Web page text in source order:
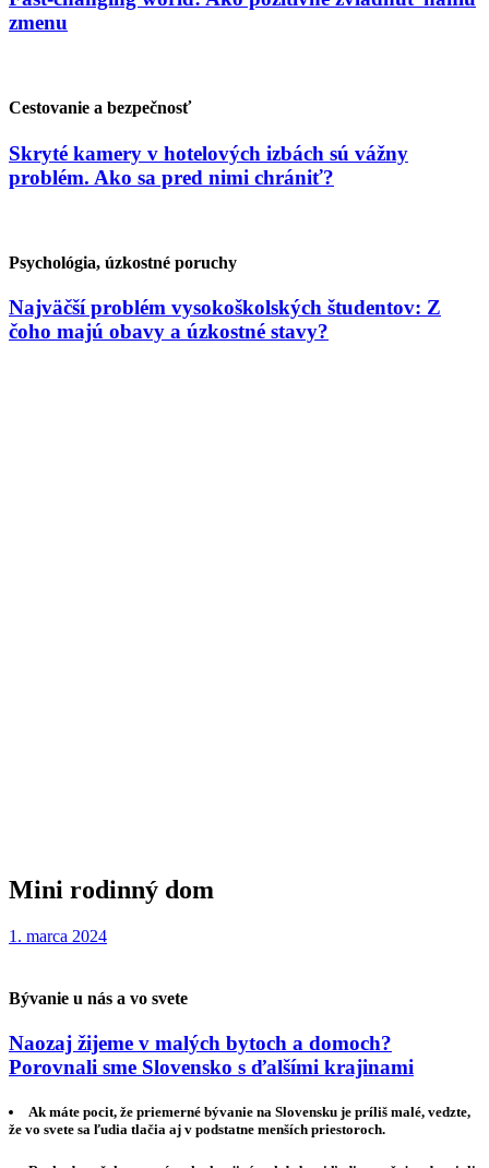
zmenu
Cestovanie a bezpečnosť
Skryté kamery v hotelových izbách sú vážny
problém. Ako sa pred nimi chrániť?
Psychológia, úzkostné poruchy
Najväčší problém vysokoškolských študentov: Z
čoho majú obavy a úzkostné stavy?
Mini rodinný dom
1. marca 2024
Bývanie u nás a vo svete
Naozaj žijeme v malých bytoch a domoch?
Porovnali sme Slovensko s ďalšími krajinami
Ak máte pocit, že priemerné bývanie na Slovensku je príliš malé, vedzte,
že vo svete sa ľudia tlačia aj v podstatne menších priestoroch.